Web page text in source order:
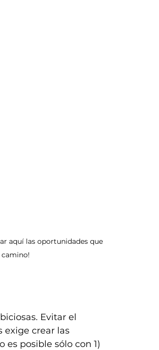
aquí las oportunidades que
camino!
Evitar el
exige crear las
es posible sólo con 1)